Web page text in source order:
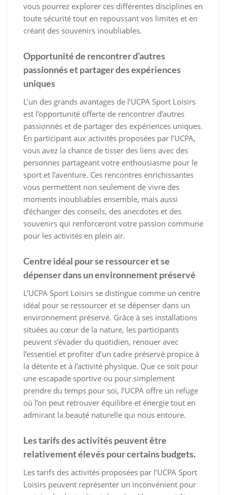
vous pourrez explorer ces différentes disciplines en
toute sécurité tout en repoussant vos limites et en
créant des souvenirs inoubliables.
Opportunité de rencontrer d’autres
passionnés et partager des expériences
uniques
L’un des grands avantages de l’UCPA Sport Loisirs
est l’opportunité offerte de rencontrer d’autres
passionnés et de partager des expériences uniques.
En participant aux activités proposées par l’UCPA,
vous avez la chance de tisser des liens avec des
personnes partageant votre enthousiasme pour le
sport et l’aventure. Ces rencontres enrichissantes
vous permettent non seulement de vivre des
moments inoubliables ensemble, mais aussi
d’échanger des conseils, des anecdotes et des
souvenirs qui renforceront votre passion commune
pour les activités en plein air.
Centre idéal pour se ressourcer et se
dépenser dans un environnement préservé
L’UCPA Sport Loisirs se distingue comme un centre
idéal pour se ressourcer et se dépenser dans un
environnement préservé. Grâce à ses installations
situées au cœur de la nature, les participants
peuvent s’évader du quotidien, renouer avec
l’essentiel et profiter d’un cadre préservé propice à
la détente et à l’activité physique. Que ce soit pour
une escapade sportive ou pour simplement
prendre du temps pour soi, l’UCPA offre un refuge
où l’on peut retrouver équilibre et énergie tout en
admirant la beauté naturelle qui nous entoure.
Les tarifs des activités peuvent être
relativement élevés pour certains budgets.
Les tarifs des activités proposées par l’UCPA Sport
Loisirs peuvent représenter un inconvénient pour